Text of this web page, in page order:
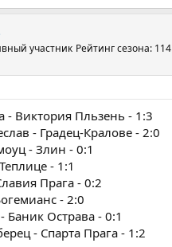
участник Рейтинг сезона: 114
- Виктория Пльзень - 1:3
- Градец-Кралове - 2:0
- Злин - 0:1
- 1:1
Прага - 0:2
- 2:0
Баник Острава - 0:1
- Спарта Прага - 1:2